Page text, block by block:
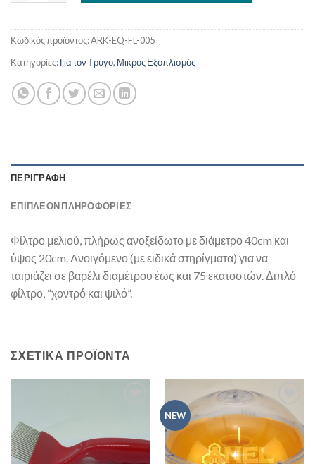
Κωδικός προϊόντος:ARK-EQ-FL-005
Κατηγορίες:Για τον Τρύγο, Μικρός Εξοπλισμός
ΠΕΡΙΓΡΑΦΉ
ΕΠΙΠΛΈΟΝ ΠΛΗΡΟΦΟΡΊΕΣ
Φίλτρο μελιού, πλήρως ανοξείδωτο με διάμετρο 40cm και
ύψος 20cm. Aνοιγόμενο (με ειδικά στηρίγματα) για να
ταιριάζει σε βαρέλι διαμέτρου έως και 75 εκατοστών. Διπλό
φίλτρο, “χοντρό και ψιλό”.
ΣΧΕΤΙΚΆ ΠΡΟΪΌΝΤΑ
NEW
Add to
Wishlist